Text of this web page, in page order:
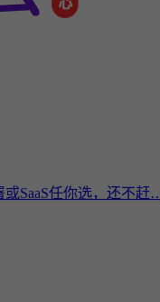
SaaS任你选，还不赶